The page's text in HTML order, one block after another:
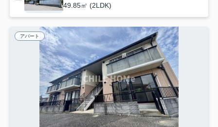
49.85㎡ (2LDK)
アパート